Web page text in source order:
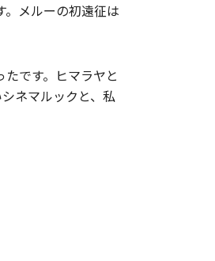
。メルーの初遠征は
です。ヒマラヤと
ネマルックと、私